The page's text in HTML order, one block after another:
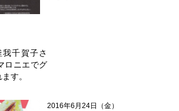
千賀子さ
ロニエでグ
す。
2016年6月24日（金）